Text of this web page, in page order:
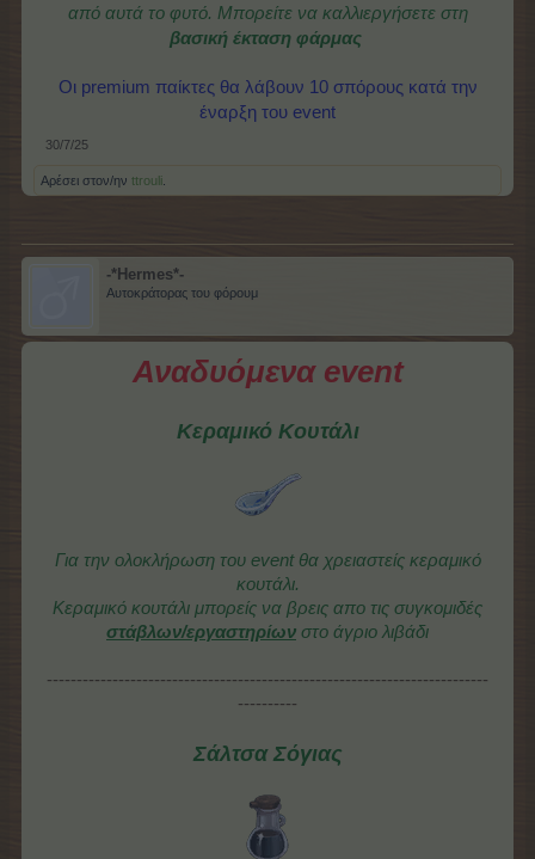
από αυτά το φυτό. Μπορείτε να καλλιεργήσετε στη
βασική έκταση φάρμας
Οι premium παίκτες θα λάβουν 10 σπόρους κατά την
έναρξη του event
30/7/25
Αρέσει στον/ην ttrouli
-*Hermes*-
Αυτοκράτορας του φόρουμ
Αναδυόμενα event
Κεραμικό Κουτάλι
Για την ολοκλήρωση του event θα χρειαστείς κεραμικό
κουτάλι.
Κεραμικό κουτάλι μπορείς να βρεις απο τις συγκομιδές
στάβλων/εργαστηρίων στο άγριο λιβάδι
--------------------------------------------------------------------------
----------
Σάλτσα Σόγιας